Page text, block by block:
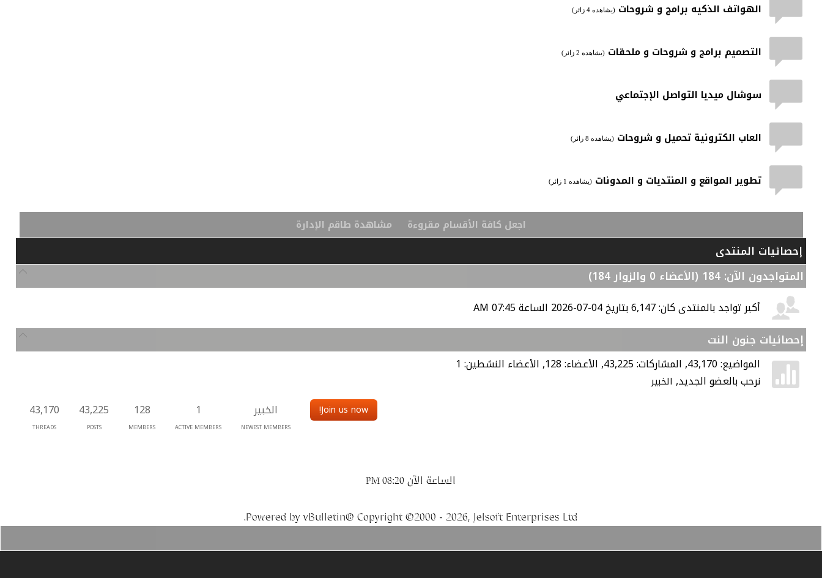
الهواتف الذكيه برامج و شروحات (يشاهده 4 زائر)
التصميم برامج و شروحات و ملحقات (يشاهده 2 زائر)
سوشال ميديا التواصل الإجتماعي
العاب الكترونية تحميل و شروحات (يشاهده 8 زائر)
تطوير المواقع و المنتديات و المدونات (يشاهده 1 زائر)
اجعل كافة الأقسام مقروءة مشاهدة طاقم الإدارة
إحصائيات المنتدى
المتواجدون الآن: 184 (الأعضاء 0 والزوار 184)
أكبر تواجد بالمنتدى كان: 6,147 بتاريخ 04-07-2026 الساعة 07:45 AM
إحصائيات جنون النت
المواضيع: 43,170, المشاركات: 43,225, الأعضاء: 128,
الأعضاء النشطين: 1
نرحب بالعضو الجديد, الخبير
43,170
THREADS
43,225
POSTS
128
MEMBERS
1
ACTIVE MEMBERS
الخبير
NEWEST MEMBERS
Join us now!
الساعة الآن 08:20 PM
Powered by vBulletin® Copyright ©2000 - 2026, Jelsoft Enterprises Ltd.